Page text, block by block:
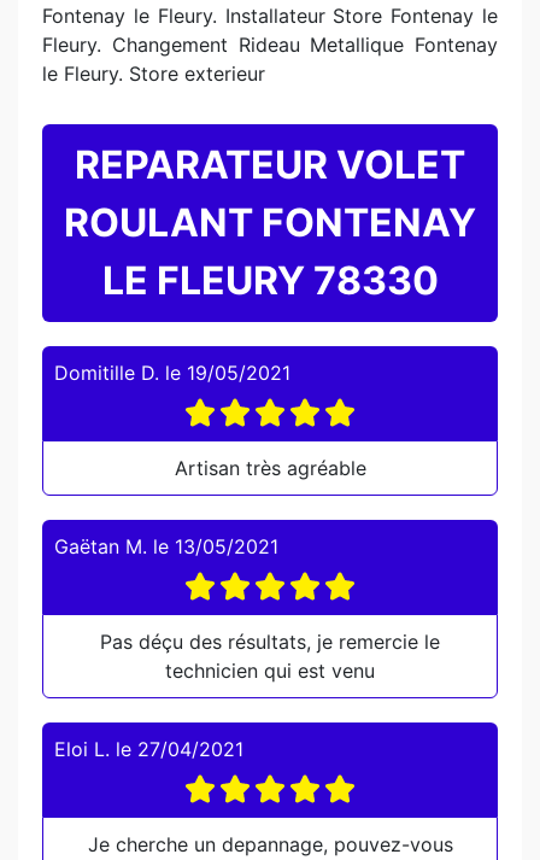
Fontenay le Fleury. Installateur Store Fontenay le
Fleury. Changement Rideau Metallique Fontenay
le Fleury. Store exterieur
REPARATEUR VOLET
ROULANT FONTENAY
LE FLEURY 78330
Domitille D. le 19/05/2021
Artisan très agréable
Gaëtan M. le 13/05/2021
Pas déçu des résultats, je remercie le
technicien qui est venu
Eloi L. le 27/04/2021
Je cherche un depannage, pouvez-vous